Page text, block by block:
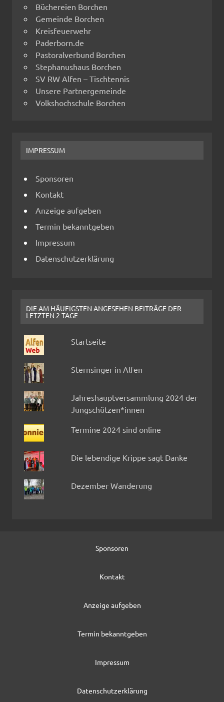
Büchereien Borchen
Gemeinde Borchen
Kreisfeuerwehr
Paderborn.de
Pastoralverbund Borchen
Stephanushaus Borchen
SV RW Alfen – Tischtennis
Unsere Partnergemeinde
Volkshochschule Borchen
IMPRESSUM
Sponsoren
Kontakt
Anzeige aufgeben
Termin bekanntgeben
Impressum
Datenschutzerklärung
DIE AM HÄUFIGSTEN ANGESEHEN BEITRÄGE DER
LETZTEN 2 TAGE
Startseite
Sternsinger in Alfen
Jahreshauptversammlung 2024 der
Jungschützen*innen
Termine 2024 sind online
Die lebendige Krippe sagt Danke
Dezember Wanderung
Sponsoren
Kontakt
Anzeige aufgeben
Termin bekanntgeben
Impressum
Datenschutzerklärung